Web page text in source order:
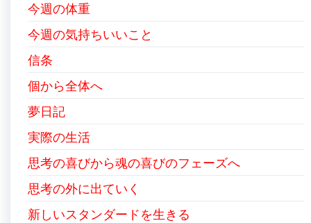
今週の体重
今週の気持ちいいこと
信条
個から全体へ
夢日記
実際の生活
思考の喜びから魂の喜びのフェーズへ
思考の外に出ていく
新しいスタンダードを生きる